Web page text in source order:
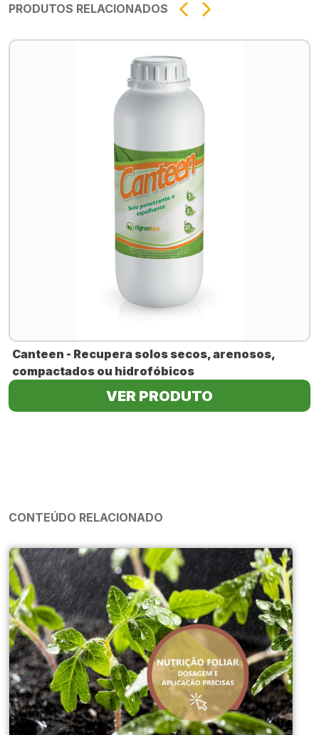
PRODUTOS RELACIONADOS
Canteen - Recupera solos secos, arenosos,
compactados ou hidrofóbicos
VER PRODUTO
CONTEÚDO RELACIONADO